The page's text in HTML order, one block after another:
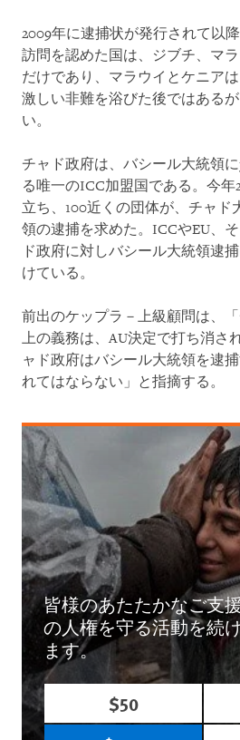
2009年に逮捕状が発行されて以
訪問を認めた国は、ジブチ、マ
だけであり、マラウイとケニア
激しい非難を浴びた後ではある
い。
チャド政府は、バシール大統領
る唯一のICC加盟国である。今
立ち、100近くの団体が、チャド
領の逮捕を求めた。ICCやEU、
ド政府に対しバシール大統領逮
けている。
前出のケップラ－上級顧問は、
上の義務は、AU決定で打ち消さ
ャド政府はバシール大統領を逮
れてはならない」と指摘する。
皆様のあたたかなご支
の人権を守る活動を続
ます。
$50